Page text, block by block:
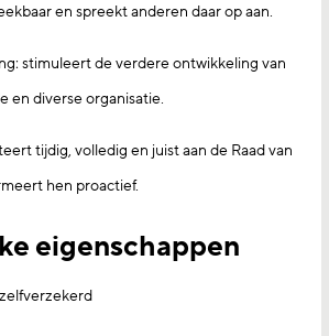
en spreekt anderen daar op aan.
stimuleert de verdere ontwikkeling van
en diverse organisatie.
tijdig, volledig en juist aan de Raad van
hen proactief.
eigenschappen